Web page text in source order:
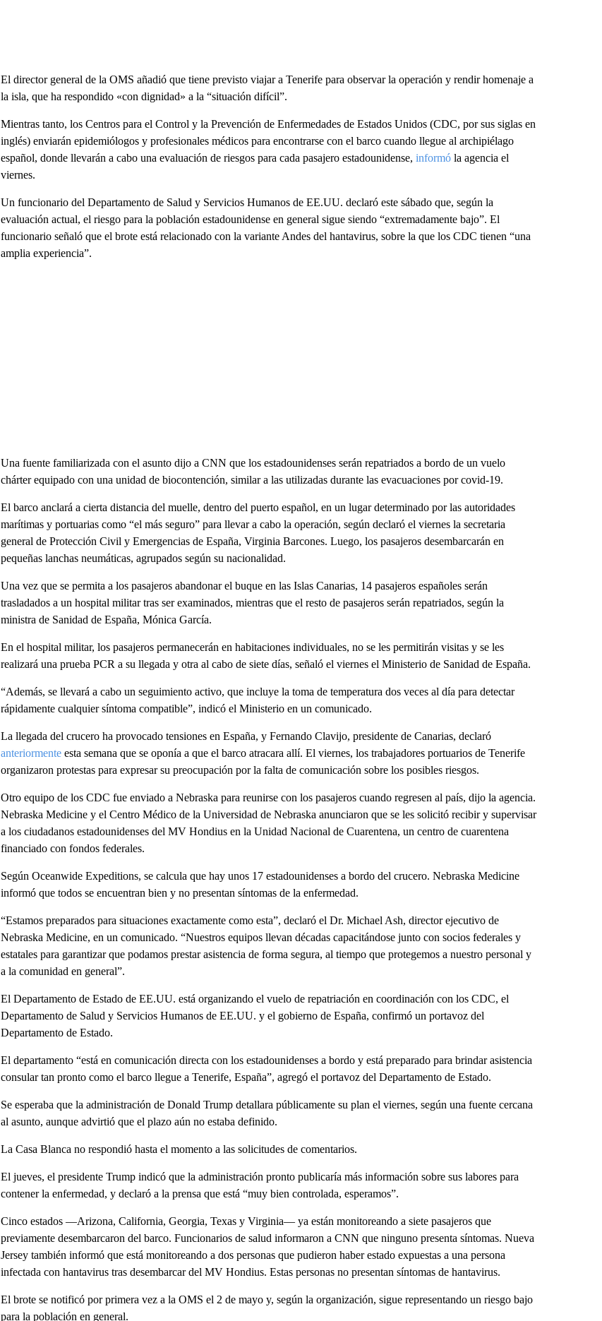
El director general de la OMS añadió que tiene previsto viajar a Tenerife para observar la operación y rendir homenaje a
la isla, que ha respondido «con dignidad» a la “situación difícil”.
Mientras tanto, los Centros para el Control y la Prevención de Enfermedades de Estados Unidos (CDC, por sus siglas en
inglés) enviarán epidemiólogos y profesionales médicos para encontrarse con el barco cuando llegue al archipiélago
español, donde llevarán a cabo una evaluación de riesgos para cada pasajero estadounidense, informóla agencia el
viernes.
Un funcionario del Departamento de Salud y Servicios Humanos de EE.UU. declaró este sábado que, según la
evaluación actual, el riesgo para la población estadounidense en general sigue siendo “extremadamente bajo”. El
funcionario señaló que el brote está relacionado con la variante Andes del hantavirus, sobre la que los CDC tienen “una
amplia experiencia”.
Una fuente familiarizada con el asunto dijo a CNN que los estadounidenses serán repatriados a bordo de un vuelo
chárter equipado con una unidad de biocontención, similar a las utilizadas durante las evacuaciones por covid-19.
El barco anclará a cierta distancia del muelle, dentro del puerto español, en un lugar determinado por las autoridades
marítimas y portuarias como “el más seguro” para llevar a cabo la operación, según declaró el viernes la secretaria
general de Protección Civil y Emergencias de España, Virginia Barcones. Luego, los pasajeros desembarcarán en
pequeñas lanchas neumáticas, agrupados según su nacionalidad.
Una vez que se permita a los pasajeros abandonar el buque en las Islas Canarias, 14 pasajeros españoles serán
trasladados a un hospital militar tras ser examinados, mientras que el resto de pasajeros serán repatriados, según la
ministra de Sanidad de España, Mónica García.
En el hospital militar, los pasajeros permanecerán en habitaciones individuales, no se les permitirán visitas y se les
realizará una prueba PCR a su llegada y otra al cabo de siete días, señaló el viernes el Ministerio de Sanidad de España.
“Además, se llevará a cabo un seguimiento activo, que incluye la toma de temperatura dos veces al día para detectar
rápidamente cualquier síntoma compatible”, indicó el Ministerio en un comunicado.
La llegada del crucero ha provocado tensiones en España, y Fernando Clavijo, presidente de Canarias, declaró
anteriormenteesta semana que se oponía a que el barco atracara allí. El viernes, los trabajadores portuarios de Tenerife
organizaron protestas para expresar su preocupación por la falta de comunicación sobre los posibles riesgos.
Otro equipo de los CDC fue enviado a Nebraska para reunirse con los pasajeros cuando regresen al país, dijo la agencia.
Nebraska Medicine y el Centro Médico de la Universidad de Nebraska anunciaron que se les solicitó recibir y supervisar
a los ciudadanos estadounidenses del MV Hondius en la Unidad Nacional de Cuarentena, un centro de cuarentena
financiado con fondos federales.
Según Oceanwide Expeditions, se calcula que hay unos 17 estadounidenses a bordo del crucero. Nebraska Medicine
informó que todos se encuentran bien y no presentan síntomas de la enfermedad.
“Estamos preparados para situaciones exactamente como esta”, declaró el Dr. Michael Ash, director ejecutivo de
Nebraska Medicine, en un comunicado. “Nuestros equipos llevan décadas capacitándose junto con socios federales y
estatales para garantizar que podamos prestar asistencia de forma segura, al tiempo que protegemos a nuestro personal y
a la comunidad en general”.
El Departamento de Estado de EE.UU. está organizando el vuelo de repatriación en coordinación con los CDC, el
Departamento de Salud y Servicios Humanos de EE.UU. y el gobierno de España, confirmó un portavoz del
Departamento de Estado.
El departamento “está en comunicación directa con los estadounidenses a bordo y está preparado para brindar asistencia
consular tan pronto como el barco llegue a Tenerife, España”, agregó el portavoz del Departamento de Estado.
Se esperaba que la administración de Donald Trump detallara públicamente su plan el viernes, según una fuente cercana
al asunto, aunque advirtió que el plazo aún no estaba definido.
La Casa Blanca no respondió hasta el momento a las solicitudes de comentarios.
El jueves, el presidente Trump indicó que la administración pronto publicaría más información sobre sus labores para
contener la enfermedad, y declaró a la prensa que está “muy bien controlada, esperamos”.
Cinco estados —Arizona, California, Georgia, Texas y Virginia— ya están monitoreando a siete pasajeros que
previamente desembarcaron del barco. Funcionarios de salud informaron a CNN que ninguno presenta síntomas. Nueva
Jersey también informó que está monitoreando a dos personas que pudieron haber estado expuestas a una persona
infectada con hantavirus tras desembarcar del MV Hondius. Estas personas no presentan síntomas de hantavirus.
El brote se notificó por primera vez a la OMS el 2 de mayo y, según la organización, sigue representando un riesgo bajo
para la población en general.